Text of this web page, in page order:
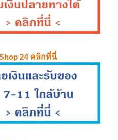
24 คลิกที่นี่